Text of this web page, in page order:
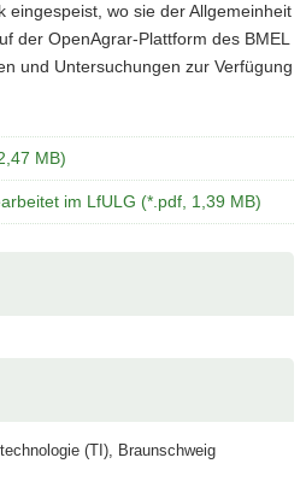
eingespeist, wo sie der Allgemeinheit
der OpenAgrar-Plattform des BMEL
und Untersuchungen zur Verfügung
MB)
im LfULG (*.pdf, 1,39 MB)
(TI), Braunschweig